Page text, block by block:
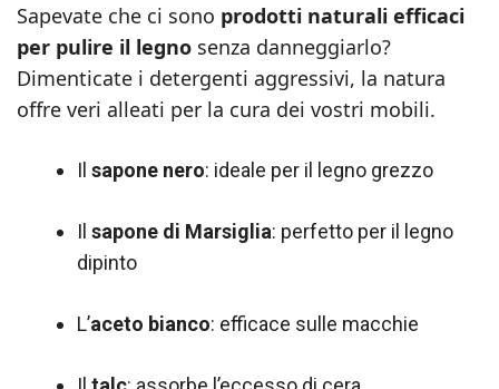
Sapevate che ci sono prodotti naturali efficaci
per pulire il legno senza danneggiarlo?
Dimenticate i detergenti aggressivi, la natura
offre veri alleati per la cura dei vostri mobili.
Il sapone nero: ideale per il legno grezzo
Il sapone di Marsiglia: perfetto per il legno
dipinto
L’aceto bianco: efficace sulle macchie